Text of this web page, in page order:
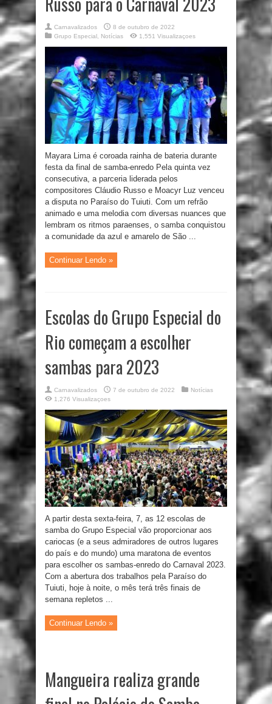
Carnavalizados
8 de outubro de 2022
Grupo Especial
Notícias 1,551 Visualizaçoes
Mayara Lima é coroada rainha de bateria durante
festa da final de samba-enredo Pela quinta vez
consecutiva, a parceria liderada pelos
compositores Cláudio Russo e Moacyr Luz venceu
a disputa no Paraíso do Tuiuti. Com um refrão
animado e uma melodia com diversas nuances que
lembram os ritmos paraenses, o samba conquistou
a comunidade da azul e amarelo de São ...
Continuar Lendo »
Escolas do Grupo Especial do
Rio começam a escolher
sambas para 2023
Carnavalizados 7 de outubro de 2022
Notícias
1,276 Visualizaçoes
A partir desta sexta-feira, 7, as 12 escolas de
samba do Grupo Especial vão proporcionar aos
cariocas (e a seus admiradores de outros lugares
do país e do mundo) uma maratona de eventos
para escolher os sambas-enredo do Carnaval 2023.
Com a abertura dos trabalhos pela Paraíso do
Tuiuti, hoje à noite, o mês terá três finais de
semana repletos ...
Continuar Lendo »
Mangueira realiza grande